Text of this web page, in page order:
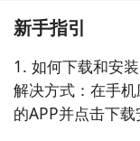
的境界。这款
7. 《剑来》：进
主角一起经历刀
彩的武侠小说。
新手指引
1. 如何下载和安
解决方式：在手
的APP并点击下载